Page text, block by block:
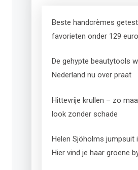
Beste handcrèmes
favorieten onder 129 euro
De gehypte beautytools
Nederland nu over praat
Hittevrije krullen – zo
look zonder schade
Helen Sjöholms jumpsuit
Hier vind je haar groene